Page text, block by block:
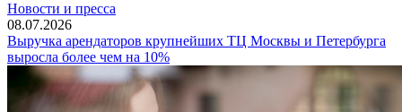
Новости и пресса
08.07.2026
Выручка арендаторов крупнейших ТЦ Москвы и Петербурга
выросла более чем на 10%